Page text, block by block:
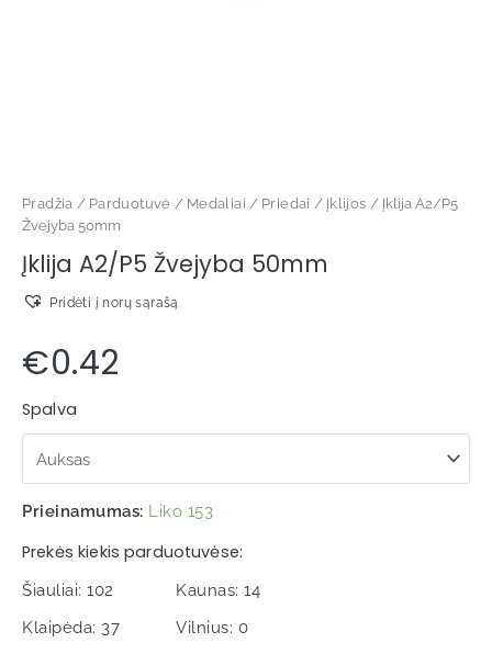
Pradžia / Parduotuvė / Medaliai / Priedai / Įklijos / Įklija A2/P5
Žvejyba 50mm
Įklija A2/P5 Žvejyba 50mm
Pridėti į norų sąrašą
€0.42
Spalva
Prieinamumas: Liko 153
Prekės kiekis parduotuvėse:
Šiauliai: 102 Kaunas: 14
Klaipėda: 37 Vilnius: 0